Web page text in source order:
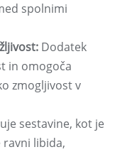
spolnimi
Dodatek
in omogoča
zmogljivost v
sestavine, kot je
ravni libida,